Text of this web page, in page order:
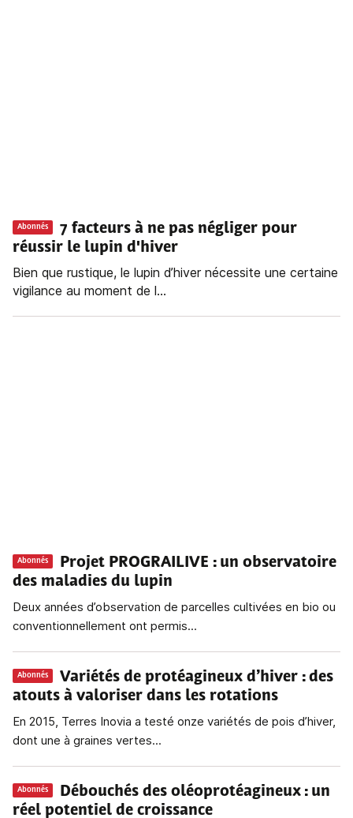
Abonnés
7 facteurs à ne pas négliger pour
réussir le lupin d'hiver
Bien que rustique, le lupin d’hiver nécessite une certaine
vigilance au moment de l...
Abonnés Projet PROGRAILIVE : un observatoire
des maladies du lupin
Deux années d’observation de parcelles cultivées en bio ou
conventionnellement ont permis...
Abonnés Variétés de protéagineux d’hiver : des
atouts à valoriser dans les rotations
En 2015, Terres Inovia a testé onze variétés de pois d’hiver,
dont une à graines vertes...
Abonnés
Débouchés des oléoprotéagineux : un
réel potentiel de croissance